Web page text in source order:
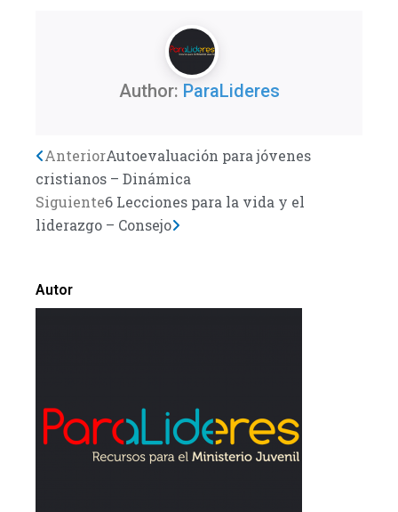
Author: ParaLideres
Previo
AnteriorAutoevaluación para jóvenes
cristianos – Dinámica
Siguiente6 Lecciones para la vida y el
liderazgo – Consejo
Next
Autor